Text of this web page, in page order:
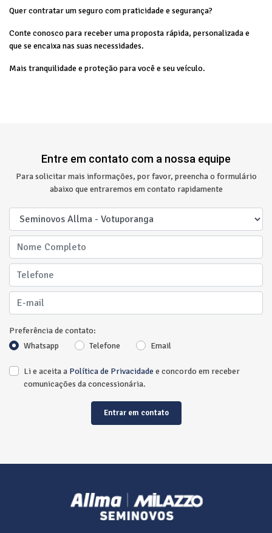
Quer contratar um seguro com praticidade e segurança?
Conte conosco para receber uma proposta rápida, personalizada e
que se encaixa nas suas necessidades.
Mais tranquilidade e proteção para você e seu veículo.
Entre em contato com a nossa equipe
Para solicitar mais informações, por favor, preencha o formulário
abaixo que entraremos em contato rapidamente
Preferência de contato:
Whatsapp
Telefone Email
Li e aceita a Política de Privacidade e concordo em receber
comunicações da concessionária.
Entrar em contato